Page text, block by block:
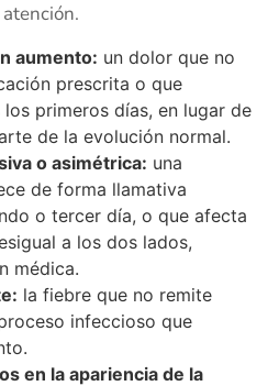
aumento: un dolor que no
prescrita o que
primeros días, en lugar de
de la evolución normal.
o asimétrica: una
de forma llamativa
o tercer día, o que afecta
a los dos lados,
médica.
la fiebre que no remite
infeccioso que
en la apariencia de la